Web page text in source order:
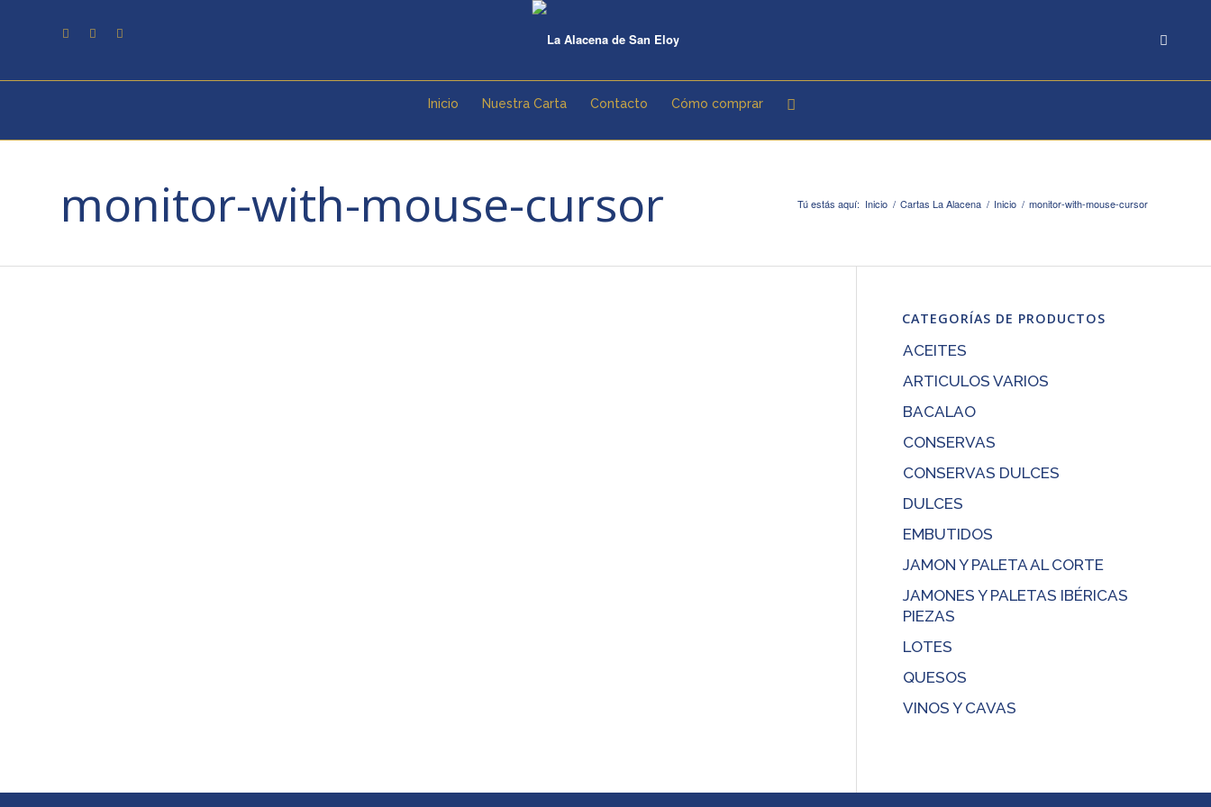
Inicio Nuestra Carta Contacto Cómo comprar
monitor-with-mouse-cursor Tú estás aquí: Inicio / Cartas La Alacena / Inicio / monitor-with-mouse-cursor
CATEGORÍAS DE PRODUCTOS
ACEITES
ARTICULOS VARIOS
BACALAO
CONSERVAS
CONSERVAS DULCES
DULCES
EMBUTIDOS
JAMON Y PALETA AL CORTE
JAMONES Y PALETAS IBÉRICAS
PIEZAS
LOTES
QUESOS
VINOS Y CAVAS